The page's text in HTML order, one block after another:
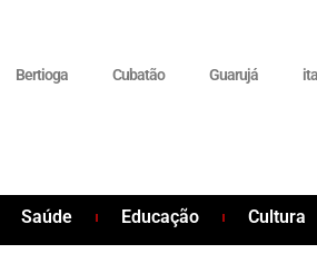
Bertioga Cubatão Guarujá
Saúde Educação Cultura